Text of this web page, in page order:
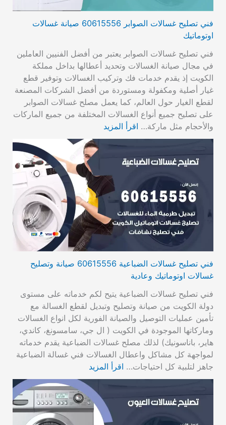
فني تصليح غسالات الصوابر 60615556 صيانة غسالات
اوتوماتيك
فني تصليح غسالات الصوابر يعتبر من أفضل الفنيين العاملين
في مجال صيانة الغسالات وتحديد أعطالها بداخل مملكة
الكويت إذ يقدم خدمات فك وتركيب الغسالات وتوفير قطع
غيار أصلية ومكفولة ومستوردة من أفضل الشركات المصنعة
لقطع الغيار حول العالم، كما يعمل مصلح غسالات الصوابر
على تصليح جميع أنواع الغسالات المختلفة من جميع الماركات
والأحجام مثل ماركة… اقرأ المزيد
فني تصليح غسالات الضباعية 60615556 صيانة وتصليح
غسالات اوتوماتيك وعادية
فني تصليح غسالات الضباعية يتيح لكم خدماته على مستوى
دولة الكويت من صيانة وتصليح وتبديل لقطع الغسالة مع
تأمين عمليات التوصيل والصيانة الفورية لكل انواع الغسالات
وماركاتها الموجودة في الكويت ( ال جي، سامسونغ، كاندي،
هاير، باناسونيك) لذلك مصلح غسالات الضباعية يقدم خدماته
لمواجهة كل مشاكل واعطال الغسالات فني غسالة الضباعية
جاهز لتلبية كل احتياجات… اقرأ المزيد